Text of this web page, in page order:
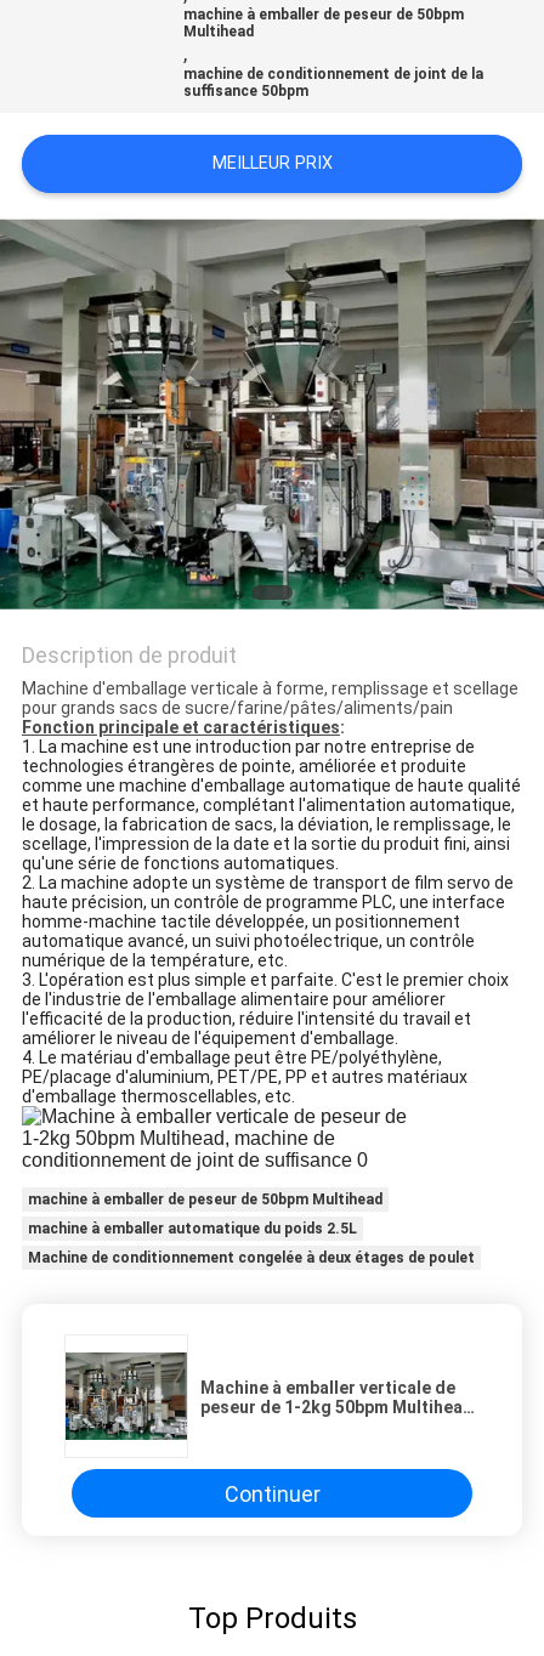
UN DEVIS
SITEMAP
POLITIQUE
DE
CONFIDENTIALITÉ
machine à emballer de peseur de 50bpm
Multihead
,
machine de conditionnement de joint de la
suffisance 50bpm
MEILLEUR PRIX
Description de produit
Machine d'emballage verticale à forme, remplissage et scellage
pour grands sacs de sucre/farine/pâtes/aliments/pain
Fonction principale et caractéristiques:
1. La machine est une introduction par notre entreprise de
technologies étrangères de pointe, améliorée et produite
comme une machine d'emballage automatique de haute qualité
et haute performance, complétant l'alimentation automatique,
le dosage, la fabrication de sacs, la déviation, le remplissage, le
scellage, l'impression de la date et la sortie du produit fini, ainsi
qu'une série de fonctions automatiques.
2. La machine adopte un système de transport de film servo de
haute précision, un contrôle de programme PLC, une interface
homme-machine tactile développée, un positionnement
automatique avancé, un suivi photoélectrique, un contrôle
numérique de la température, etc.
3. L'opération est plus simple et parfaite. C'est le premier choix
de l'industrie de l'emballage alimentaire pour améliorer
l'efficacité de la production, réduire l'intensité du travail et
améliorer le niveau de l'équipement d'emballage.
4. Le matériau d'emballage peut être PE/polyéthylène,
PE/placage d'aluminium, PET/PE, PP et autres matériaux
d'emballage thermoscellables, etc.
machine à emballer de peseur de 50bpm Multihead
machine à emballer automatique du poids 2.5L
Machine de conditionnement congelée à deux étages de poulet
Machine à emballer verticale de
peseur de 1-2kg 50bpm Multihead,
Continuer
Top Produits